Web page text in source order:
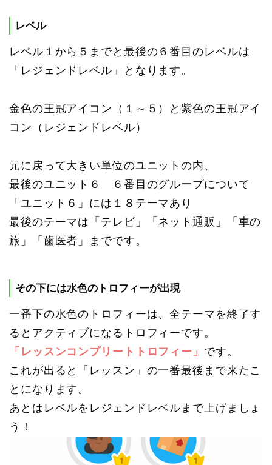
レベル
レベル１から５までと最後の６番目のレベルは
「レジェンドレベル」となります。
金色の王冠アイコン（１～５）と紫色の王冠アイ
コン（レジェンドレベル）
元に戻って大きい単位のユニットの内、
最後のユニット６ ６番目のグループについて
「ユニット６」には１８テーマあり
最後のテーマは「テレビ」「ネット通販」「車の
旅」「歯医者」までです。
その下には水色のトロフィーが出現
一番下の水色のトロフィーは、全テーマを終了す
るとアクティブになるトロフィーです。
「レッスンコンプリートトロフィー」 です。
これが出ると「レッスン」の一番最後まで来たこ
とになります。
あとはレベルをレジェンドレベルまで上げましょ
う！